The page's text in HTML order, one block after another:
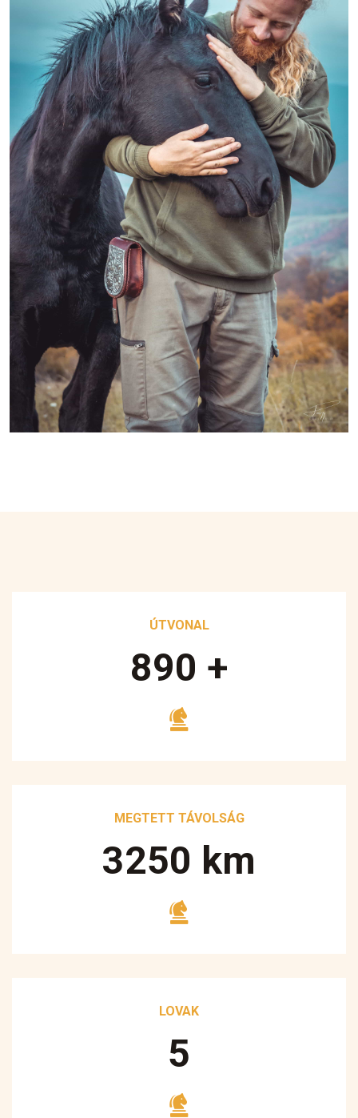
ÚTVONAL
890 +
MEGTETT TÁVOLSÁG
3250 km
LOVAK
5